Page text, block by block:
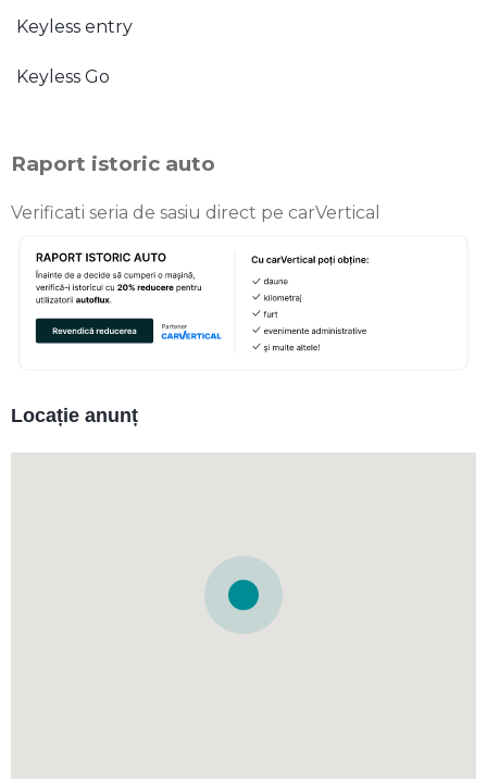
Keyless entry
Keyless Go
Raport istoric auto
Verificati seria de sasiu direct pe carVertical
Locație anunț